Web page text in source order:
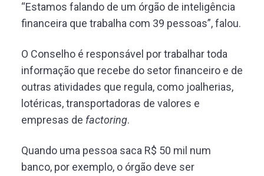
“Estamos falando de um órgão de inteligência
financeira que trabalha com 39 pessoas”, falou.
O Conselho é responsável por trabalhar toda
informação que recebe do setor financeiro e de
outras atividades que regula, como joalherias,
lotéricas, transportadoras de valores e
empresas de factoring.
Quando uma pessoa saca R$ 50 mil num
banco, por exemplo, o órgão deve ser